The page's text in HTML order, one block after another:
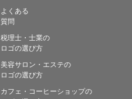
よくある
質問
税理士・士業の
ロゴの選び方
美容サロン・エステの
ロゴの選び方
カフェ・コーヒーショップの